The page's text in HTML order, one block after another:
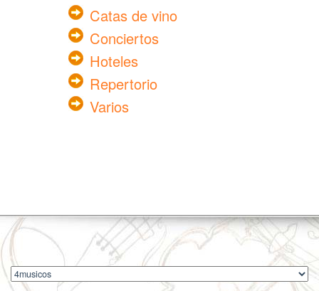
Catas de vino
Conciertos
Hoteles
Repertorio
Varios